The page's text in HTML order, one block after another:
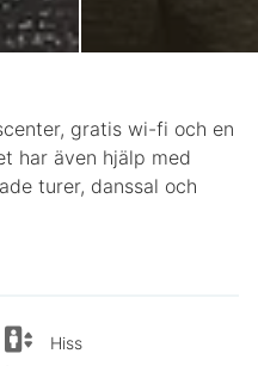
gratis wi-fi och en
har även hjälp med
turer, danssal och
Hiss